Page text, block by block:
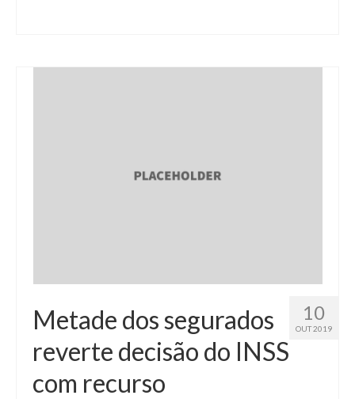
10
OUT 2019
Metade dos segurados
reverte decisão do INSS
com recurso